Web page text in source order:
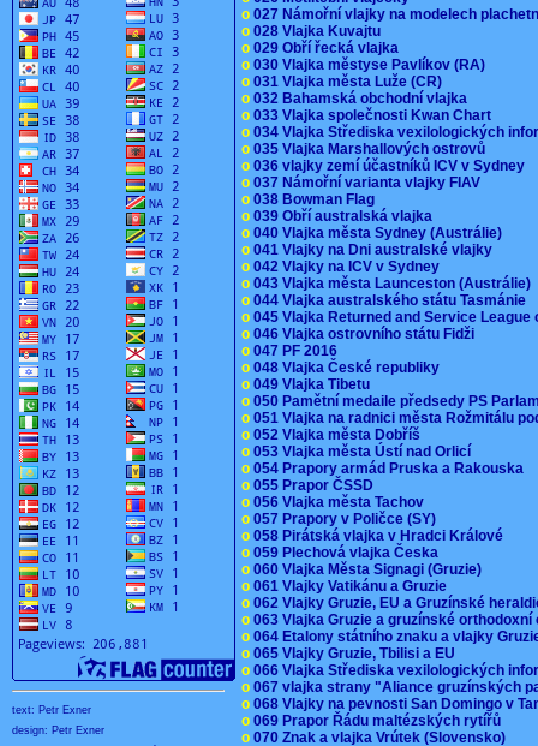
text: Petr Exner
design: Petr Exner
o 027 Námořní vlajky na modelech
o 028 Vlajka Kuvajtu
o 029 Obří řecká vlajka
o 030 Vlajka městyse Pavlíkov (RA)
o 031 Vlajka města Luže (CR)
o 032 Bahamská obchodní vlajka
o 033 Vlajka společnosti Kwan Chart
o 034 Vlajka Střediska vexilologických
o 035 Vlajka Marshallových ostrovů
o 036 vlajky zemí účastníků ICV v Sydney
o 037 Námořní varianta vlajky FIAV
o 038 Bowman Flag
o 039 Obří australská vlajka
o 040 Vlajka města Sydney (Austrálie)
o 041 Vlajky na Dni australské vlajky
o 042 Vlajky na ICV v Sydney
o 043 Vlajka města Launceston (Austrálie)
o 044 Vlajka australského státu Tasmánie
o 045 Vlajka Returned and Service
o 046 Vlajka ostrovního státu Fidži
o 047 PF 2016
o 048 Vlajka České republiky
o 049 Vlajka Tibetu
o 050 Pamětní medaile předsedy PS
o 051 Vlajka na radnici města Rožmitálu
o 052 Vlajka města Dobříš
o 053 Vlajka města Ústí nad Orlicí
o 054 Prapory armád Pruska a Rakouska
o 055 Prapor ČSSD
o 056 Vlajka města Tachov
o 057 Prapory v Poličce (SY)
o 058 Pirátská vlajka v Hradci Králové
o 059 Plechová vlajka Česka
o 060 Vlajka Města Signagi (Gruzie)
o 061 Vlajky Vatikánu a Gruzie
o 062 Vlajky Gruzie, EU a Gruzínské
o 063 Vlajka Gruzie a gruzínské
o 064 Etalony státního znaku a vlajky
o 065 Vlajky Gruzie, Tbilisi a EU
o 066 Vlajka Střediska vexilologických
o 067 vlajka strany "Aliance gruzínských
o 068 Vlajky na pevnosti San Domingo v
o 069 Prapor Řádu maltézských rytířů
o 070 Znak a vlajka Vrútek (Slovensko)